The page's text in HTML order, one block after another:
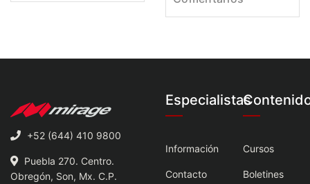
+52 (644) 410 9800
Puebla 270. Centro.
Obregón, Son, Mx. C.P.
Especialistas
Información
Contacto
Cursos
Boletines